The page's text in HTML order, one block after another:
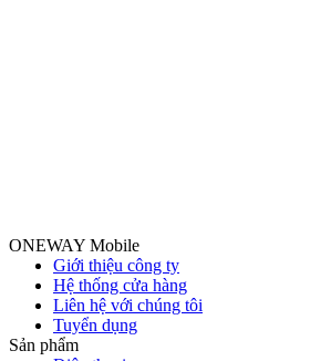
ONEWAY Mobile
Giới thiệu công ty
Hệ thống cửa hàng
Liên hệ với chúng tôi
Tuyển dụng
Sản phẩm